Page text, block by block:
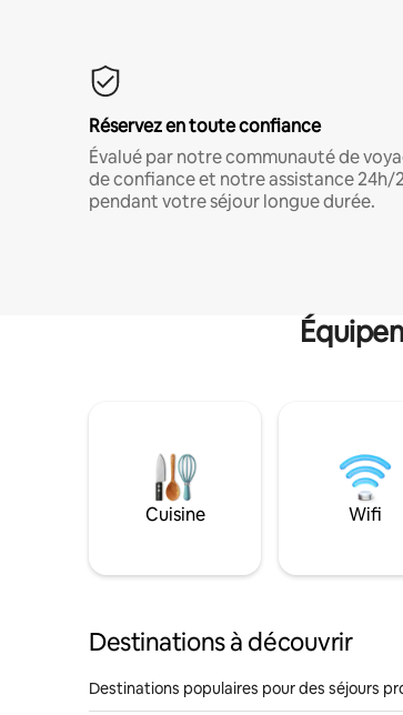
Réservez en toute confiance
Évalué par notre communauté de
de confiance et notre assistance 24h/
pendant votre séjour longue durée.
Cuisine Wifi
Destinations à découvrir
Destinations populaires pour des séjours